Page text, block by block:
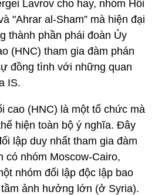
Lavrov cho hay, nhóm Hồi
"Ahrar al-Sham” mà hiện đại
thành phần phái đoàn Ủy
(HNC) tham gia đàm phán
đồng tình với những quan
IS.
cao (HNC) là một tổ chức mà
hiện toàn bộ ý nghĩa. Đây
lập duy nhất tham gia đàm
có nhóm Moscow-Cairo,
nhóm đối lập độc lập bao
ảnh hưởng lớn (ở Syria).